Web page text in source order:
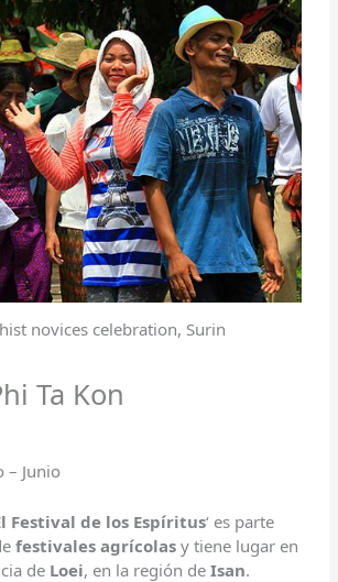
novices celebration, Surin
Ta Kon
– Junio
Festival de los Espíritus‘ es parte
festivales agrícolas y tiene lugar en
de Loei, en la región deIsan.